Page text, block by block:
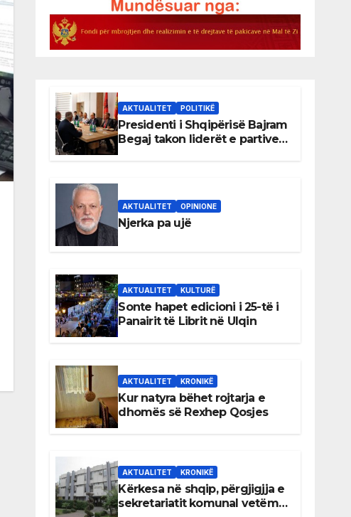
AKTUALITET POLITIKË
Presidenti i Shqipërisë Bajram
Begaj takon liderët e partive
AKTUALITET OPINIONE
Njerka pa ujë
AKTUALITET KULTURË
Sonte hapet edicioni i 25-të i
Panairit të Librit në Ulqin
AKTUALITET KRONIKË
Kur natyra bëhet rojtarja e
dhomës së Rexhep Qosjes
AKTUALITET KRONIKË
Kërkesa në shqip, përgjigjja e
sekretariatit komunal vetëm